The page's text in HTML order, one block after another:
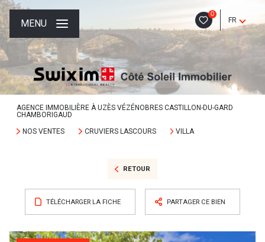
0
FR
MENU
AGENCE IMMOBILIÈRE À UZÈS VÉZÉNOBRES CASTILLON-DU-GARD
CHAMBORIGAUD
NOS VENTES
CRUVIERS LASCOURS VILLA
RETOUR
TÉLÉCHARGER LA FICHE PARTAGER CE BIEN